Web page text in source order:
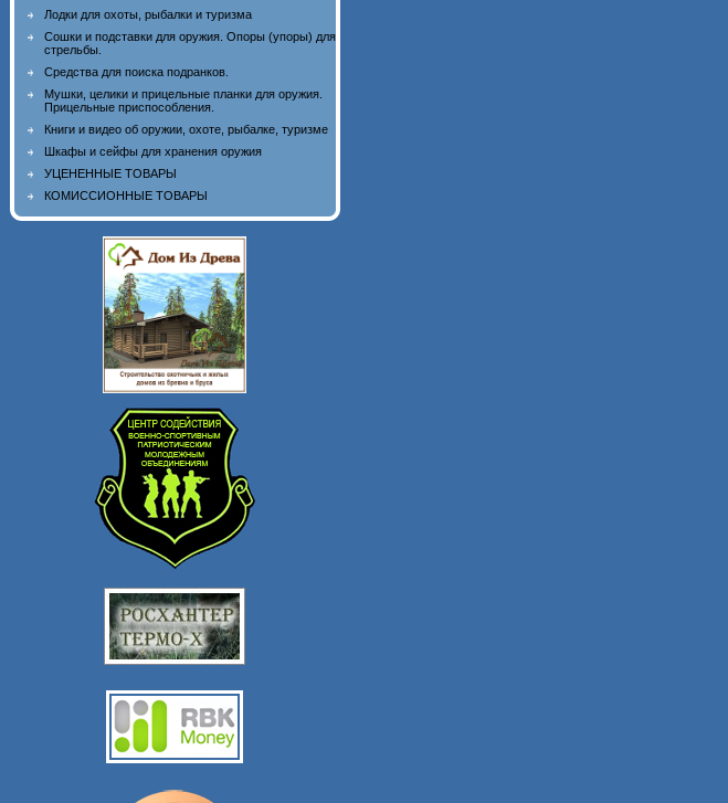
Лодки для охоты, рыбалки и туризма
Сошки и подставки для оружия. Опоры (упоры) для
стрельбы.
Средства для поиска подранков.
Мушки, целики и прицельные планки для оружия.
Прицельные приспособления.
Книги и видео об оружии, охоте, рыбалке, туризме
Шкафы и сейфы для хранения оружия
УЦЕНЕННЫЕ ТОВАРЫ
КОМИССИОННЫЕ ТОВАРЫ